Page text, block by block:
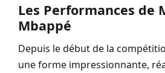
Les Performances de
Mbappé
Depuis le début de la
une forme impressionnante,